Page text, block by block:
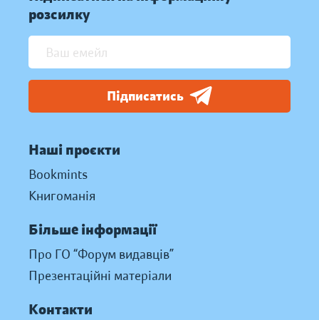
розсилку
Підписатись
Наші проєкти
Bookmints
Книгоманія
Більше інформації
Про ГО “Форум видавців”
Презентаційні матеріали
Контакти